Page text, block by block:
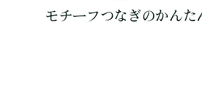
モチーフつなぎのかんた